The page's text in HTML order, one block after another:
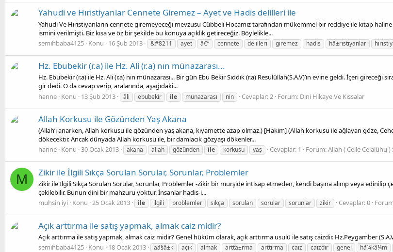
Yahudi ve Hıristiyanlar Cennete Giremez – Ayet ve Hadis delilleri ile
Yahudi Ve Hıristiyanların cennete giremeyeceği mevzusu Cübbeli Hocamız tarafından mükemmel bir reddiye ile kitap
ismini verilmişti. Biz kısa ve öz bir şekilde bu konuya açıklık getireceğiz. Böylelikle...
semihbaba4125 Konu 16 Şub 2013 &#8211 ayet â€“ cennete delilleri giremez hadis hä±ristiyanlar
Hz. Ebubekir (r.a) ile Hz. Ali (r.a) nın münazarası...
Hz. Ebubekir (r.a) ile Hz. Ali (r.a) nın münazarası... Bir gün Ebu Bekir Sıddık (r.a) Resulüllah(S.A.V)’ın evine geldi. İçeri gireceği
gir dedi. O da cevap verip, aralarında, aşağıdaki...
hanne Konu 13 Şub 2013 âli ebubekir ile münazarası nin Cevaplar: 2 Forum: Dini Hikaye Ve Kıssalar
Allah Korkusu ile Gözünden Yaş Akana
(Allah’ı anarken, Allah korkusu ile gözünden yaş akana, kıyamette azap olmaz.) [Hakim] (Allah korkusu ile ağlayan göze,
dökecektir. Ancak dünyada Allah korkusu ile, bir damlacık gözyaşı dökenler...
hanne Konu 30 Ocak 2013 akana allah gözünden ile korkusu yaş Cevaplar: 1 Forum:Allah ( Celle Celalühu )
M Zikir ile İlgili Sıkça Sorulan Sorular, Sorunlar, Problemler
Zikir ile İlgili Sıkça Sorulan Sorular, Sorunlar, Problemler -Zikir bir mürşide intisap etmeden, kendi başına alınıp veya
çekilebilir. Bunun dini bir mahzuru yoktur. İnsanlar hadis-i...
muhsin iyi Konu 25 Ocak 2013 ile ilgili problemler sıkça sorulan sorular sorunlar zikir Cevaplar: 0
Açık arttırma ile satış yapmak, almak caiz midir?
Açık arttırma ile satış yapmak, almak caiz midir? Genel hüküm olarak, açık arttırma usulü ile satış caizdir. Hz.Peygamber
semihbaba4125 Konu 18 Ocak 2013 aã§ä±k açık almak arttä±rma arttırma caiz caizdir genel hã¼kã¼m